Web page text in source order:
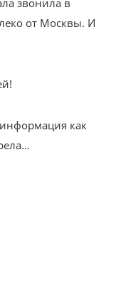
звонила в
от Москвы. И
как